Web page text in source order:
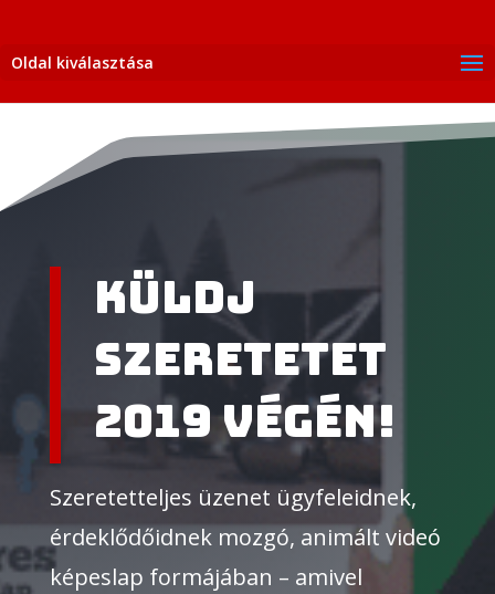
Oldal kiválasztása
Küldj
szeretetet
2019 végén!
Szeretetteljes üzenet ügyfeleidnek,
érdeklődőidnek mozgó, animált videó
képeslap formájában – amivel